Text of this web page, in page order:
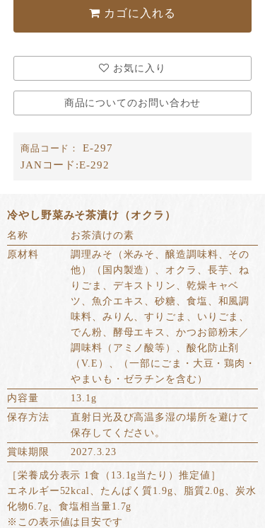
カゴに入れる
お気に入り
商品についてのお問い合わせ
商品コード：
E-297
JANコード:E-292
冷やし野菜みそ茶漬け（オクラ）
名称
お茶漬けの素
原材料
調理みそ（米みそ、醸造調味料、その
他）（国内製造）、オクラ、長芋、ね
りごま、デキストリン、乾燥キャベ
ツ、魚介エキス、砂糖、食塩、和風調
味料、みりん、すりごま、いりごま、
でん粉、酵母エキス、かつお節粉末／
調味料（アミノ酸等）、酸化防止剤
（V.E）、（一部にごま・大豆・鶏肉・
やまいも・ゼラチンを含む）
内容量
13.1g
保存方法
直射日光及び高温多湿の場所を避けて
保存してください。
賞味期限
2027.3.23
［栄養成分表示 1食（13.1g当たり）推定値］
エネルギー52kcal、たんぱく質1.9g、脂質2.0g、炭水
化物6.7g、食塩相当量1.7g
※この表示値は目安です